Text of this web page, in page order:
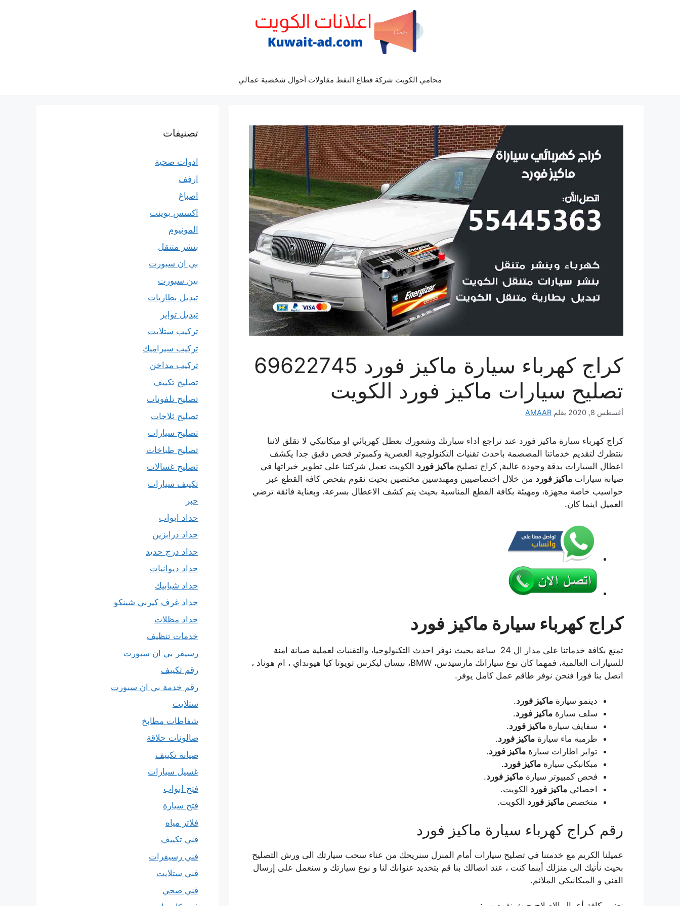
محامي الكويت شركة قطاع النفط مقاولات أحوال شخصية عمالي
كراج كهرباء سيارة ماكيز فورد 69622745
تصليح سيارات ماكيز فورد الكويت
أغسطس 8, 2020 بقلم AMAAR
كراج كهرباء سيارة ماكيز فورد عند تراجع اداء سيارتك وشعورك بعطل كهربائي او ميكانيكي لا تقلق لاننا
ننتظرك لتقديم خدماتنا المصصمة باحدث تقنيات التكنولوجية العصرية وكمبوتر فحص دقيق جدا يكشف
اعطال السيارات بدقة وجودة عالية, كراج تصليح ماكيز فورد الكويت تعمل شركتنا على تطوير خبراتها في
صيانة سيارات ماكيز فورد من خلال اختصاصيين ومهندسين مختصين بحيث نقوم بفحص كافة القطع عبر
حواسيب خاصة مجهزة، ومهيئة بكافة القطع المناسبة بحيث يتم كشف الاعطال بسرعة، وبعناية فائقة ترضي
العميل اينما كان.
كراج كهرباء سيارة ماكيز فورد
تمتع بكافة خدماتنا على مدار ال 24 ساعة بحيث نوفر احدث التكنولوجيا، والتقنيات لعملية صيانة امنة
للسيارات العالمية، فمهما كان نوع سياراتك مارسيدس، BMW، نيسان ليكزس تويوتا كيا هيونداي ، ام هوناد ،
اتصل بنا فورا فنحن نوفر طاقم عمل كامل يوفر.
دينمو سيارة ماكيز فورد.
سلف سيارة ماكيز فورد.
سفايف سيارة ماكيز فورد.
طرمبة ماء سيارة ماكيز فورد.
تواير اطارات سيارة ماكيز فورد.
مبكانبكي سيارة ماكيز فورد.
فحص كمبيوتر سيارة ماكيز فورد.
اخصائي ماكيز فورد الكويت.
متخصص ماكيز فورد الكويت.
رقم كراج كهرباء سيارة ماكيز فورد
عميلنا الكريم مع خدمتنا في تصليح سيارات أمام المنزل سنريحك من عناء سحب سيارتك الى ورش التصليح
بحيث نأتيك الى منزلك أينما كنت ، عند اتصالك بنا قم بتحديد عنوانك لنا و نوع سيارتك و سنعمل على إرسال
الفني و الميكانيكي الملائم.
تصنيفات
ادوات صحية
ارفف
اصباغ
اكسس بوينت
المونيوم
بنشر متنقل
بي ان سبورت
بين سبورت
تبديل بطاريات
تبديل تواير
تركيب ستلايت
تركيب سيراميك
تركيب مداخن
تصليح تكييف
تصليح تلفونات
تصليح ثلاجات
تصليح سيارات
تصليح طباخات
تصليح غسالات
تكييف سيارات
حبر
حداد ابواب
حداد درابزين
حداد درج حديد
حداد ديوانيات
حداد شبابيك
حداد غرف كيربي شينكو
حداد مظلات
خدمات تنظيف
رسيفر بي ان سبورت
رقم تكييف
رقم خدمة بي ان سبورت
ستلايت
شفاطات مطابخ
صالونات حلاقة
صيانة تكييف
غسيل سيارات
فتح ابواب
فتح سيارة
فلاتر مياه
فني تكييف
فني رسيفرات
فني ستلايت
فني صحي